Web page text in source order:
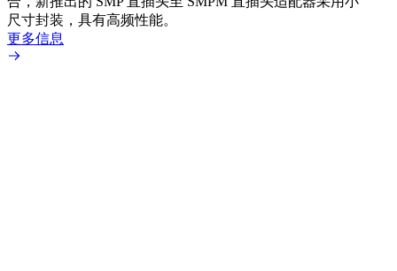
尺寸封装，具有高频性能。
更多信息